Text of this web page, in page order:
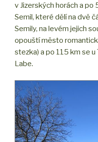
v Jizerských horách a
Semil, které dělí na dvě
Semily, na levém jejich
opouští město
stezka) a po 115 km se
Labe.